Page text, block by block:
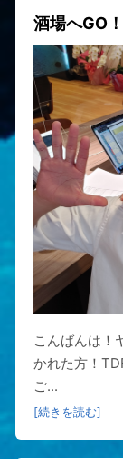
酒場へGO
こんばんは！
かれた方！
ご...
[続きを読む]